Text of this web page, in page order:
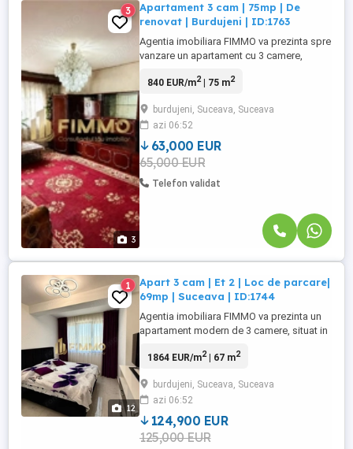
3
3
Apartament 3 cam | 75mp | De
renovat | Burdujeni | ID:1763
Agentia imobiliara FIMMO va prezinta spre
vanzare un apartament cu 3 camere,
75 mp, dintre care 66 mp utili si doua
persoanele care isi doresc sa amenajeze
locuinta dupa propriul gust si propriile
nevoi. Apartamentul este ...
840 EUR/m2| 75 m2
burdujeni, Suceava, Suceava
azi 06:52
63,000 EUR
65,000 EUR
Telefon validat
12
1
Apart 3 cam | Et 2 | Loc de parcare|
69mp | Suceava | ID:1744
Agentia imobiliara FIMMO va prezinta un
apartament modern de 3 camere, situat in
ferita de trafic intens si disconfort fonic,
acces rapid catre facilitatile urbane.
Locuinta este amplasata la etajul 2 al unui
imobil ...
1864 EUR/m2| 67 m2
burdujeni, Suceava, Suceava
azi 06:52
124,900 EUR
125,000 EUR